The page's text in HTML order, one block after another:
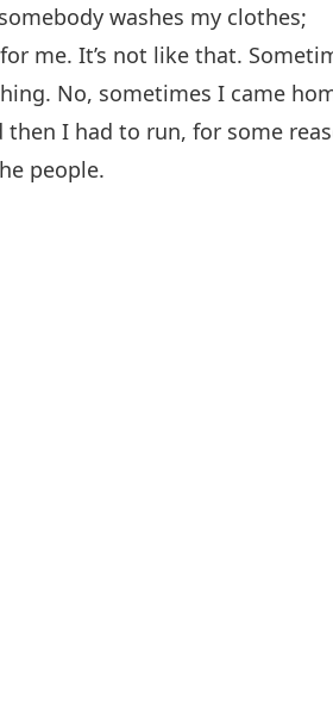
washes my clothes;
me. It’s not like that.
No, sometimes I came
I had to run, for some
people.